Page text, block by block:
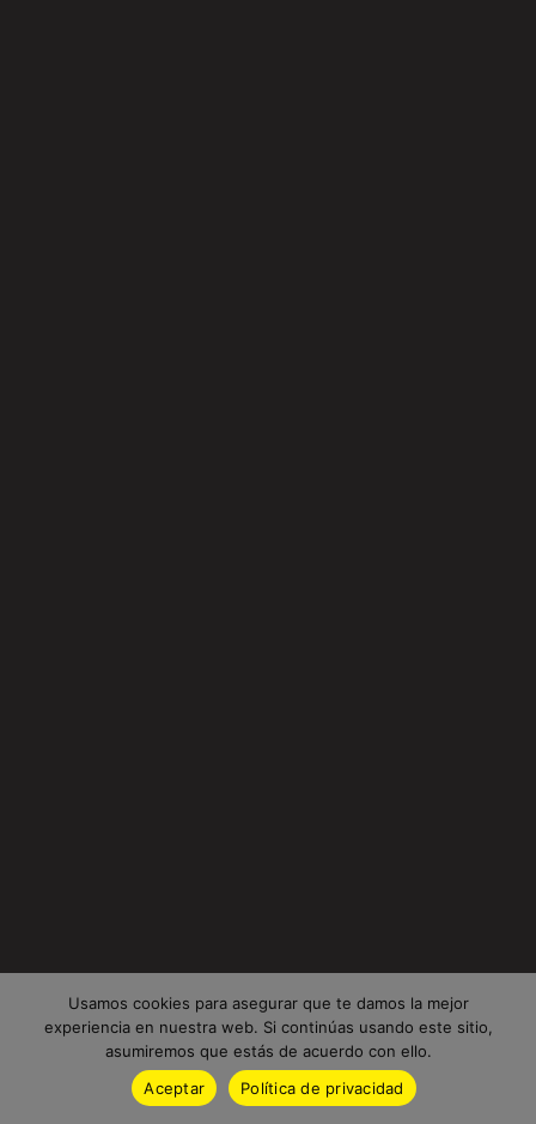
Usamos cookies para asegurar que te damos la mejor
experiencia en nuestra web. Si continúas usando este sitio,
asumiremos que estás de acuerdo con ello.
Aceptar
Política de privacidad